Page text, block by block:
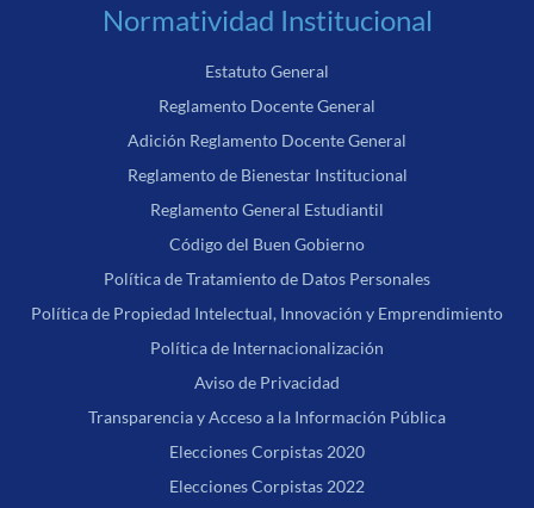
Normatividad Institucional
Estatuto General
Reglamento Docente General
Adición Reglamento Docente General
Reglamento de Bienestar Institucional
Reglamento General Estudiantil
Código del Buen Gobierno
Política de Tratamiento de Datos Personales
Política de Propiedad Intelectual, Innovación y Emprendimiento
Política de Internacionalización
Aviso de Privacidad
Transparencia y Acceso a la Información Pública
Elecciones Corpistas 2020
Elecciones Corpistas 2022